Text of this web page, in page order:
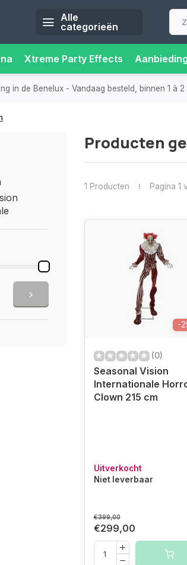
Alle
categorieën
Xtreme Party Effects
in de Benelux - Vandaag besteld, binnen 1 à
Producten
1 Producten Pagina 1
-
(0)
Seasonal Vision
Internationale
Clown 215 cm
Uitverkocht
Niet leverbaar
€399,00
€299,00